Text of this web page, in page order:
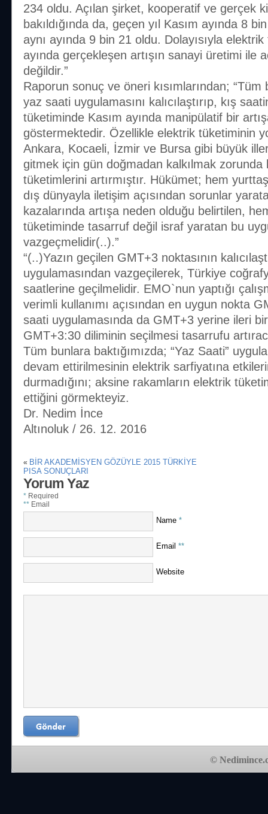
234 oldu. Açılan şirket, kooperatif ve gerçek
bakıldığında da, geçen yıl Kasım ayında 8
aynı ayında 9 bin 21 oldu. Dolayısıyla
ayında gerçekleşen artışın sanayi üretimi ile
değildir.”
Raporun sonuç ve öneri kısımlarından;
yaz saati uygulamasını kalıcılaştırıp, kış
tüketiminde Kasım ayında manipülatif bir
göstermektedir. Özellikle elektrik tüketiminin
Ankara, Kocaeli, İzmir ve Bursa gibi büyük
gitmek için gün doğmadan kalkılmak zorunda
tüketimlerini artırmıştır. Hükümet; hem
dış dünyayla iletişim açısından sorunlar
kazalarında artışa neden olduğu belirtilen,
tüketiminde tasarruf değil israf yaratan bu
vazgeçmelidir(..).”
“(..)Yazın geçilen GMT+3 noktasının
uygulamasından vazgeçilerek, Türkiye
saatlerine geçilmelidir. EMO`nun yaptığı
verimli kullanımı açısından en uygun nokta
saati uygulamasında da GMT+3 yerine ileri
GMT+3:30 diliminin seçilmesi tasarrufu
Tüm bunlara baktığımızda; “Yaz Saati”
devam ettirilmesinin elektrik sarfiyatına
durmadığını; aksine rakamların elektrik
ettiğini görmekteyiz.
Dr. Nedim İnce
Altınoluk / 26. 12. 2016
« BİR AKADEMİSYEN GÖZÜYLE 2015 TÜRKİYE
PISA SONUÇLARI
Yorum Yaz
* Required
** Email
Name *
Email **
Website
©